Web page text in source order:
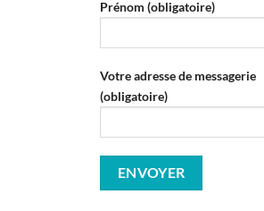
Prénom (obligatoire)
Votre adresse de messagerie
(obligatoire)